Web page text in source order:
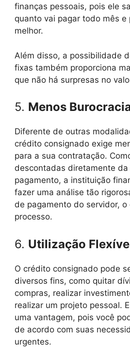
finanças pessoais, pois ele
quanto vai pagar todo mês e
melhor.
Além disso, a possibilidade
fixas também proporciona
que não há surpresas no
5. Menos
Diferente de outras
crédito consignado exige
para a sua contratação.
descontadas diretamente
pagamento, a instituição
fazer uma análise tão
de pagamento do servidor, o
processo.
6. Utilização
O crédito consignado pode
diversos fins, como quitar
compras, realizar
realizar um projeto pessoal.
uma vantagem, pois você
de acordo com suas
urgentes.